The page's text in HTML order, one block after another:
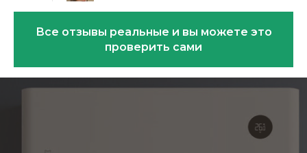
Эковарме на карте Санкт‑Петербурга —
Все отзывы реальные и вы можете это
проверить сами